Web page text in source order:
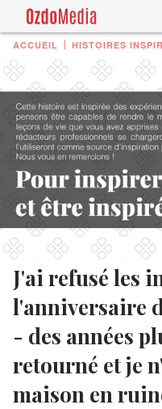
ACCUEIL HISTOIRES
J'ai refusé les
l'anniversaire
- des années
retourné et je
maison en